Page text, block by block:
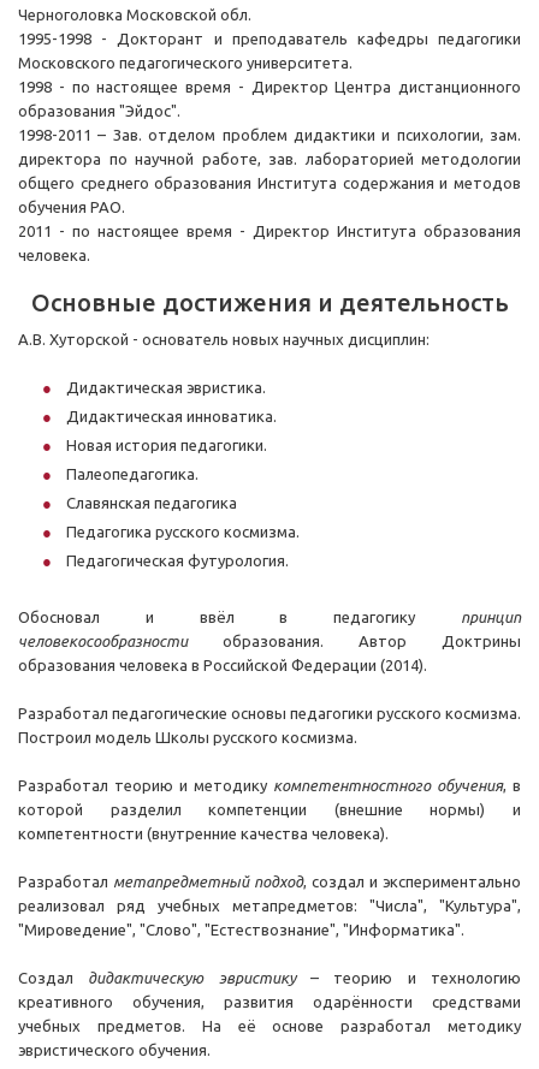
Черноголовка Московской обл.
1995-1998 - Докторант и преподаватель кафедры педагогики
Московского педагогического университета.
1998 - по настоящее время - Директор Центра дистанционного
образования "Эйдос".
1998-2011 – Зав. отделом проблем дидактики и психологии, зам.
директора по научной работе, зав. лабораторией методологии
общего среднего образования Института содержания и методов
обучения РАО.
2011 - по настоящее время - Директор Института образования
человека.
Основные достижения и деятельность
А.В. Хуторской - основатель новых научных дисциплин:
Дидактическая эвристика.
Дидактическая инноватика.
Новая история педагогики.
Палеопедагогика.
Славянская педагогика
Педагогика русского космизма.
Педагогическая футурология.
Обосновал и ввёл в педагогику принцип
человекосообразностиобразования. Автор Доктрины
образования человека в Российской Федерации (2014).
Разработал педагогические основы педагогики русского космизма.
Построил модель Школы русского космизма.
Разработал теорию и методику компетентностного обучения, в
которой разделил компетенции (внешние нормы) и
компетентности (внутренние качества человека).
Разработал метапредметный подход, создал и экспериментально
реализовал ряд учебных метапредметов: "Числа", "Культура",
"Мироведение", "Слово", "Естествознание", "Информатика".
Создал дидактическую эвристику– теорию и технологию
креативного обучения, развития одарённости средствами
учебных предметов. На её основе разработал методику
эвристического обучения.